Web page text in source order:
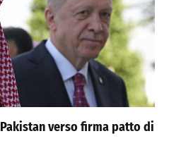
verso firma patto di